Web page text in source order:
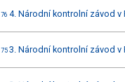
76 4. Národní kontrolní závod v
75 3. Národní kontrolní závod v